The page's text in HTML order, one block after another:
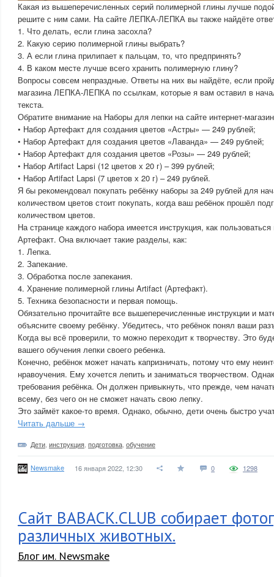
Какая из вышеперечисленных серий полимерной глины лучше
решите с ним сами. На сайте ЛЕПКА-ЛЕПКА вы также найдёте
1. Что делать, если глина засохла?
2. Какую серию полимерной глины выбрать?
3. А если глина прилипает к пальцам, то, что предпринять?
4. В каком месте лучше всего хранить полимерную глину?
Вопросы совсем непраздные. Ответы на них вы найдёте, если
магазина ЛЕПКА-ЛЕПКА по ссылкам, которые я вам оставил в
текста.
Обратите внимание на Наборы для лепки на сайте интернет-
• Набор Артефакт для создания цветов «Астры» — 249 рублей;
• Набор Артефакт для создания цветов «Лаванда» — 249 рублей;
• Набор Артефакт для создания цветов «Розы» — 249 рублей;
• Набор Artifact Lapsi (12 цветов х 20 г) – 399 рублей;
• Набор Artifact Lapsi (7 цветов х 20 г) – 249 рублей.
Я бы рекомендовал покупать ребёнку наборы за 249 рублей для
количеством цветов стоит покупать, когда ваш ребёнок прошёл
количеством цветов.
На странице каждого набора имеется инструкция, как
Артефакт. Она включает такие разделы, как:
1. Лепка.
2. Запекание.
3. Обработка после запекания.
4. Хранение полимерной глины Artifact (Артефакт).
5. Техника безопасности и первая помощь.
Обязательно прочитайте все вышеперечисленные инструкции и
объясните своему ребёнку. Убедитесь, что ребёнок понял ваши
Когда вы всё проверили, то можно переходит к творчеству. Это
вашего обучения лепки своего ребенка.
Конечно, ребёнок может начать капризничать, потому что ему
нравоучения. Ему хочется лепить и заниматься творчеством.
требования ребёнка. Он должен привыкнуть, что прежде, чем
всему, без чего он не сможет начать свою лепку.
Это займёт какое-то время. Однако, обычно, дети очень быстро
Читать дальше →
Дети инструкция подготовка обучение
Newsmake 16 января 2022, 12:30 0 1298
Сайт BABACK.CLUB собирает
различных животных.
Блог им. Newsmake